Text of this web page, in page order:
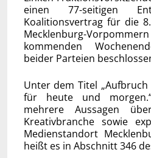
einen 77-seitigen
Koalitionsvertrag für die
Mecklenburg-
kommenden
beider Parteien
Unter dem Titel
für heute und
mehrere Aussagen
Kreativbranche sowie
Medienstandort
heißt es in Abschnitt 346